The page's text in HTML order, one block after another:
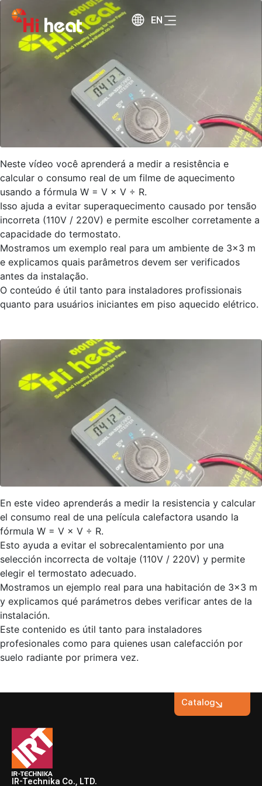
EN
Neste vídeo você aprenderá a medir a resistência e
calcular o consumo real de um filme de aquecimento
usando a fórmula W = V × V ÷ R.
Isso ajuda a evitar superaquecimento causado por tensão
incorreta (110V / 220V) e permite escolher corretamente a
capacidade do termostato.
Mostramos um exemplo real para um ambiente de 3×3 m
e explicamos quais parâmetros devem ser verificados
antes da instalação.
O conteúdo é útil tanto para instaladores profissionais
quanto para usuários iniciantes em piso aquecido elétrico.
En este video aprenderás a medir la resistencia y calcular
el consumo real de una película calefactora usando la
fórmula W = V × V ÷ R.
Esto ayuda a evitar el sobrecalentamiento por una
selección incorrecta de voltaje (110V / 220V) y permite
elegir el termostato adecuado.
Mostramos un ejemplo real para una habitación de 3×3 m
y explicamos qué parámetros debes verificar antes de la
instalación.
Este contenido es útil tanto para instaladores
profesionales como para quienes usan calefacción por
suelo radiante por primera vez.
IR-Technika Co., LTD.
Catalog